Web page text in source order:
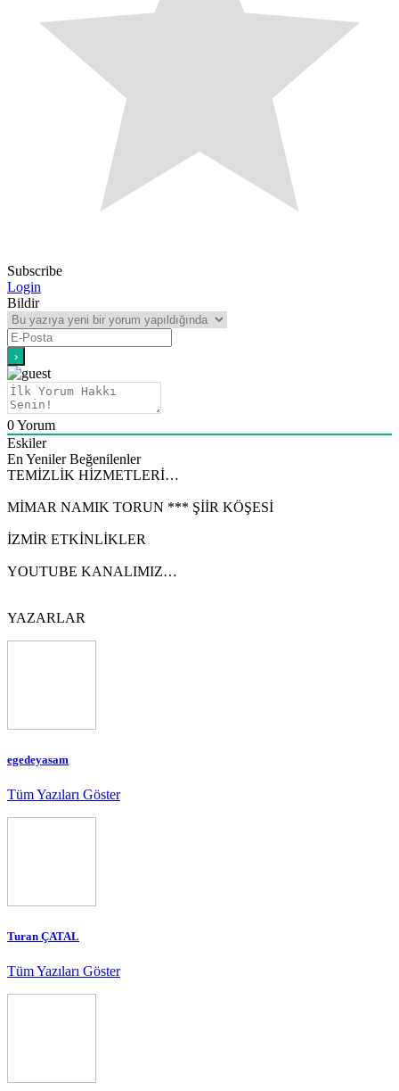
Subscribe
Login
Bildir
0Yorum
Eskiler
En Yeniler Beğenilenler
TEMİZLİK HİZMETLERİ…
MİMAR NAMIK TORUN *** ŞİİR KÖŞESİ
İZMİR ETKİNLİKLER
YOUTUBE KANALIMIZ…
YAZARLAR
egedeyasam
Tüm Yazıları Göster
Turan ÇATAL
Tüm Yazıları Göster